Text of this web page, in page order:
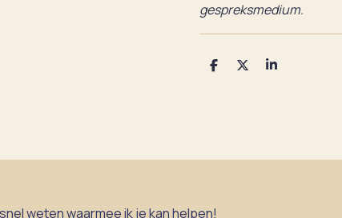
gespreksmedium.
D
D
S
weten waarmee ik je kan helpen!